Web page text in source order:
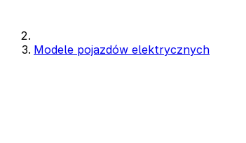
Modele pojazdów elektrycznych